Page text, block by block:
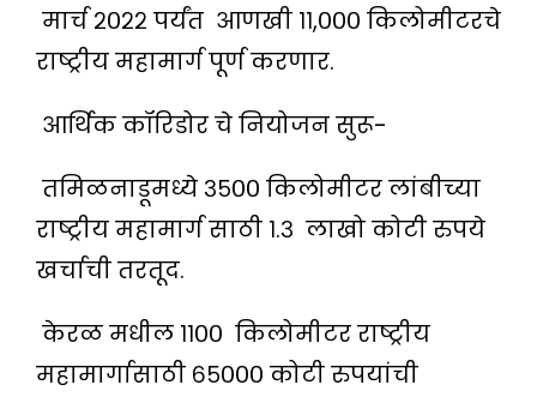
मार्च २०२२ पर्यंत आणखी ११,००० किलोमीटरचे
राष्ट्रीय महामार्ग पूर्ण करणार.
आर्थिक कॉरिडोर चे नियोजन सुरू-
तमिळनाडूमध्ये ३५०० किलोमीटर लांबीच्या
राष्ट्रीय महामार्ग साठी १.३ लाखो कोटी रुपये
खर्चाची तरतूद.
केरळ मधील ११०० किलोमीटर राष्ट्रीय
महामार्गासाठी ६५००० कोटी रुपयांची